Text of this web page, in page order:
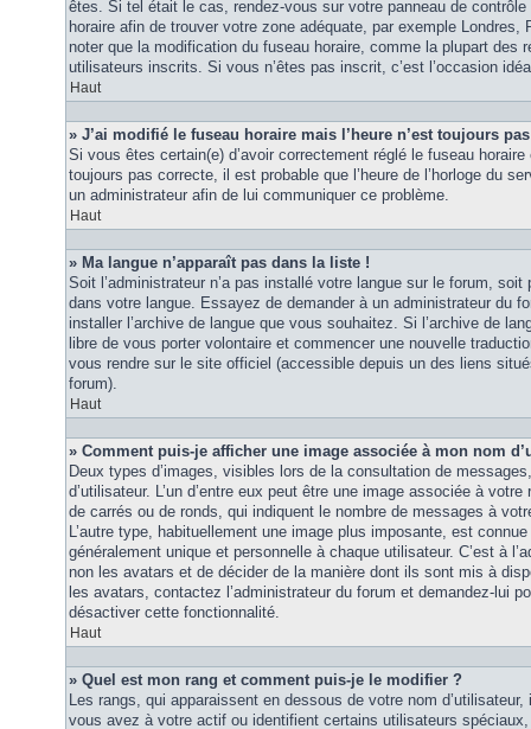
êtes. Si tel était le cas, rendez-vous sur votre panneau de
horaire afin de trouver votre zone adéquate, par exemple
noter que la modification du fuseau horaire, comme la plupart des
utilisateurs inscrits. Si vous n’êtes pas inscrit, c’est l’occasion
Haut
» J’ai modifié le fuseau horaire mais l’heure n’est toujours
Si vous êtes certain(e) d’avoir correctement réglé le fuseau horaire
toujours pas correcte, il est probable que l’heure de l’horloge du
un administrateur afin de lui communiquer ce problème.
Haut
» Ma langue n’apparaît pas dans la liste !
Soit l’administrateur n’a pas installé votre langue sur le forum, soit
dans votre langue. Essayez de demander à un administrateur du
installer l’archive de langue que vous souhaitez. Si l’archive de
libre de vous porter volontaire et commencer une nouvelle
vous rendre sur le site officiel (accessible depuis un des liens
forum).
Haut
» Comment puis-je afficher une image associée à mon nom
Deux types d’images, visibles lors de la consultation de
d’utilisateur. L’un d’entre eux peut être une image associée à
de carrés ou de ronds, qui indiquent le nombre de messages à
L’autre type, habituellement une image plus imposante, est
généralement unique et personnelle à chaque utilisateur. C’est à
non les avatars et de décider de la manière dont ils sont mis à
les avatars, contactez l’administrateur du forum et demandez-lui
désactiver cette fonctionnalité.
Haut
» Quel est mon rang et comment puis-je le modifier ?
Les rangs, qui apparaissent en dessous de votre nom
vous avez à votre actif ou identifient certains utilisateurs